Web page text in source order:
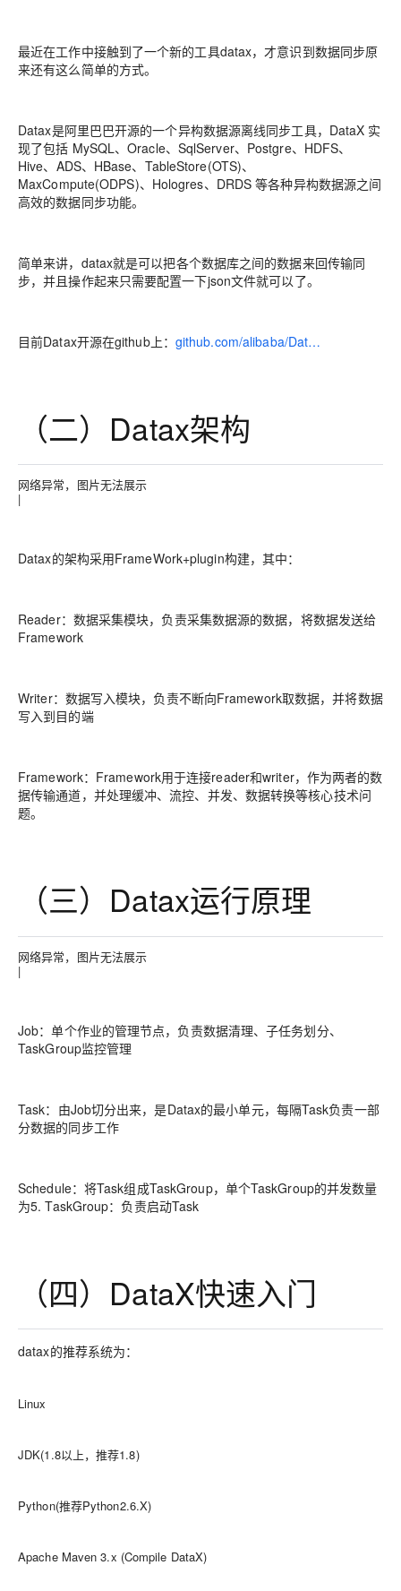
最近在工作中接触到了一个新的工具datax，才意识到数据同步原
来还有这么简单的方式。
Datax是阿里巴巴开源的一个异构数据源离线同步工具，DataX 实
现了包括 MySQL、Oracle、SqlServer、Postgre、HDFS、
Hive、ADS、HBase、TableStore(OTS)、
MaxCompute(ODPS)、Hologres、DRDS 等各种异构数据源之间
高效的数据同步功能。
简单来讲，datax就是可以把各个数据库之间的数据来回传输同
步，并且操作起来只需要配置一下json文件就可以了。
目前Datax开源在github上： github.com/alibaba/Dat…
（二）Datax架构
网络异常，图片无法展示
|
Datax的架构采用FrameWork+plugin构建，其中：
Reader：数据采集模块，负责采集数据源的数据，将数据发送给
Framework
Writer：数据写入模块，负责不断向Framework取数据，并将数据
写入到目的端
Framework：Framework用于连接reader和writer，作为两者的数
据传输通道，并处理缓冲、流控、并发、数据转换等核心技术问
题。
（三）Datax运行原理
网络异常，图片无法展示
|
Job：单个作业的管理节点，负责数据清理、子任务划分、
TaskGroup监控管理
Task：由Job切分出来，是Datax的最小单元，每隔Task负责一部
分数据的同步工作
Schedule：将Task组成TaskGroup，单个TaskGroup的并发数量
为5. TaskGroup：负责启动Task
（四）DataX快速入门
datax的推荐系统为：
Linux
JDK(1.8以上，推荐1.8)
Python(推荐Python2.6.X)
Apache Maven 3.x (Compile DataX)